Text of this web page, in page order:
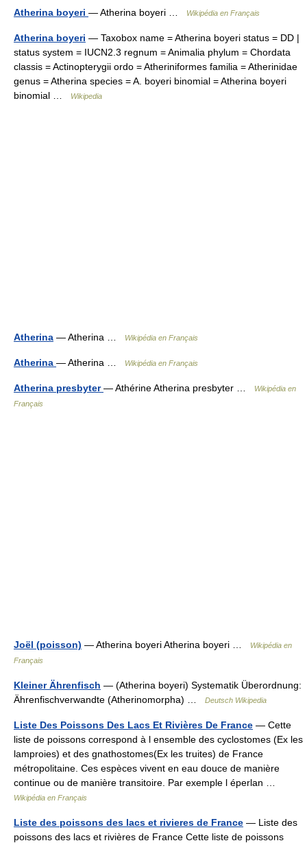
Atherina boyeri — Atherina boyeri … Wikipédia en Français
Atherina boyeri — Taxobox name = Atherina boyeri status = DD |
status system = IUCN2.3 regnum = Animalia phylum = Chordata
classis = Actinopterygii ordo = Atheriniformes familia = Atherinidae
genus = Atherina species = A. boyeri binomial = Atherina boyeri
binomial …
Wikipedia
Atherina — Atherina … Wikipédia en Français
Atherina — Atherina … Wikipédia en Français
Atherina presbyter— Athérine Atherina presbyter …
Wikipédia en
Français
Joël (poisson) — Atherina boyeri Atherina boyeri …
Wikipédia en
Français
Kleiner Ährenfisch — (Atherina boyeri) Systematik Überordnung:
Ährenfischverwandte (Atherinomorpha) …
Deutsch Wikipedia
Liste Des Poissons Des Lacs Et Rivières De France — Cette
liste de poissons correspond à l ensemble des cyclostomes (Ex les
lamproies) et des gnathostomes(Ex les truites) de France
métropolitaine. Ces espèces vivent en eau douce de manière
continue ou de manière transitoire. Par exemple l éperlan …
Wikipédia en Français
Liste des poissons des lacs et rivieres de France — Liste des
poissons des lacs et rivières de France Cette liste de poissons